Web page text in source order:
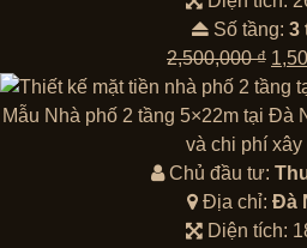
Số tầng: 3
2,500,000₫ Giá
gốc
là:
Mẫu Nhà phố 2 tầng 5×22m tại Đà
và chi phí
Chủ đầu tư:
Địa chỉ: Đà
Diện tích: